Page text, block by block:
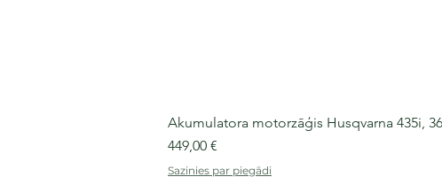
Akumulatora motorzāģis Husqvarna 435i,
Cena
449,00 €
Sazinies par piegādi